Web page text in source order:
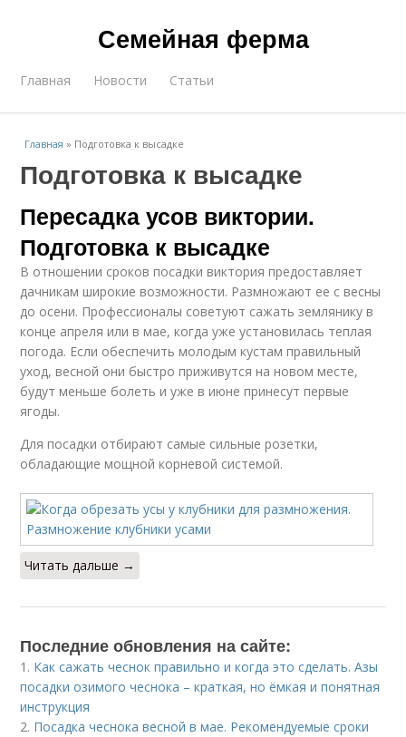
Семейная ферма
Главная Новости Статьи
Главная » Подготовка к высадке
Подготовка к высадке
Пересадка усов виктории.
Подготовка к высадке
В отношении сроков посадки виктория предоставляет
дачникам широкие возможности. Размножают ее с весны
до осени. Профессионалы советуют сажать землянику в
конце апреля или в мае, когда уже установилась теплая
погода. Если обеспечить молодым кустам правильный
уход, весной они быстро приживутся на новом месте,
будут меньше болеть и уже в июне принесут первые
ягоды.
Для посадки отбирают самые сильные розетки,
обладающие мощной корневой системой.
Читать дальше →
Последние обновления на сайте:
1. Как сажать чеснок правильно и когда это сделать. Азы
посадки озимого чеснока – краткая, но ёмкая и понятная
инструкция
2. Посадка чеснока весной в мае. Рекомендуемые сроки